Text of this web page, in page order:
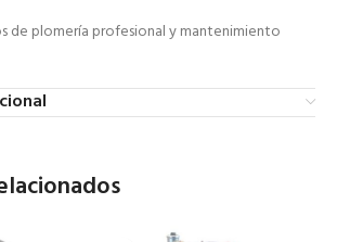
de plomería profesional y mantenimiento